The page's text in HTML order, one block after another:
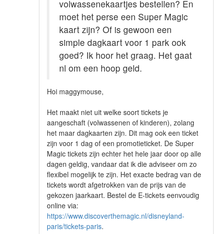
volwassenekaartjes bestellen? En
moet het perse een Super Magic
kaart zijn? Of is gewoon een
simple dagkaart voor 1 park ook
goed? Ik hoor het graag. Het gaat
nl om een hoop geld.
Hoi maggymouse,
Het maakt niet uit welke soort tickets je
aangeschaft (volwassenen of kinderen), zolang
het maar dagkaarten zijn. Dit mag ook een ticket
zijn voor 1 dag of een promotieticket. De Super
Magic tickets zijn echter het hele jaar door op alle
dagen geldig, vandaar dat ik die adviseer om zo
flexibel mogelijk te zijn. Het exacte bedrag van de
tickets wordt afgetrokken van de prijs van de
gekozen jaarkaart. Bestel de E-tickets eenvoudig
online via:
https://www.discoverthemagic.nl/disneyland-
paris/tickets-paris.